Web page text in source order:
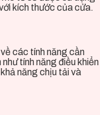
kích thước của cửa.
các tính năng cần
tính năng điều khiển
năng chịu tải và